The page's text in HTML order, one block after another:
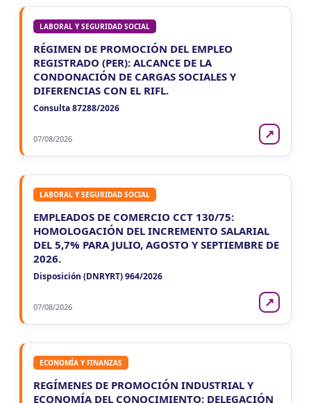
LABORAL Y SEGURIDAD SOCIAL
RÉGIMEN DE PROMOCIÓN DEL EMPLEO
REGISTRADO (PER): ALCANCE DE LA
CONDONACIÓN DE CARGAS SOCIALES Y
DIFERENCIAS CON EL RIFL.
Consulta 87288/2026
07/08/2026 ↗
LABORAL Y SEGURIDAD SOCIAL
EMPLEADOS DE COMERCIO CCT 130/75:
HOMOLOGACIÓN DEL INCREMENTO SALARIAL
DEL 5,7% PARA JULIO, AGOSTO Y SEPTIEMBRE DE
2026.
Disposición (DNRYRT) 964/2026
07/08/2026 ↗
ECONOMÍA Y FINANZAS
REGÍMENES DE PROMOCIÓN INDUSTRIAL Y
ECONOMÍA DEL CONOCIMIENTO: DELEGACIÓN